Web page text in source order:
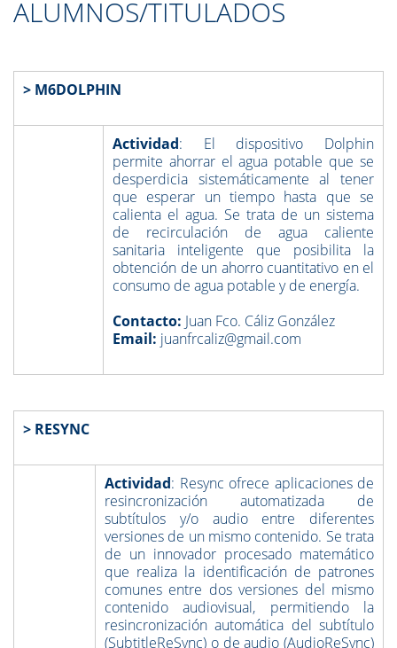
ALUMNOS/TITULADOS
> M6DOLPHIN
Actividad: El dispositivo Dolphin
permite ahorrar el agua potable que se
desperdicia sistemáticamente al tener
que esperar un tiempo hasta que se
calienta el agua. Se trata de un sistema
de recirculación de agua caliente
sanitaria inteligente que posibilita la
obtención de un ahorro cuantitativo en el
consumo de agua potable y de energía.
Contacto: Juan Fco. Cáliz González
Email: juanfrcaliz@gmail.com
> RESYNC
Actividad: Resync ofrece aplicaciones de
resincronización automatizada de
subtítulos y/o audio entre diferentes
versiones de un mismo contenido. Se trata
de un innovador procesado matemático
que realiza la identificación de patrones
comunes entre dos versiones del mismo
contenido audiovisual, permitiendo la
resincronización automática del subtítulo
(SubtitleReSync) o de audio (AudioReSync)